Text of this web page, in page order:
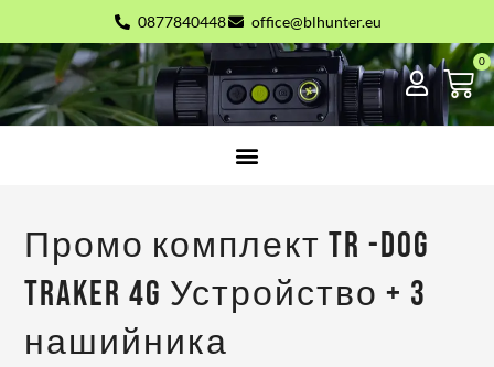
0877840448 office@blhunter.eu
Промо комплект TR -Dog
Traker 4G Устройство + 3
нашийника